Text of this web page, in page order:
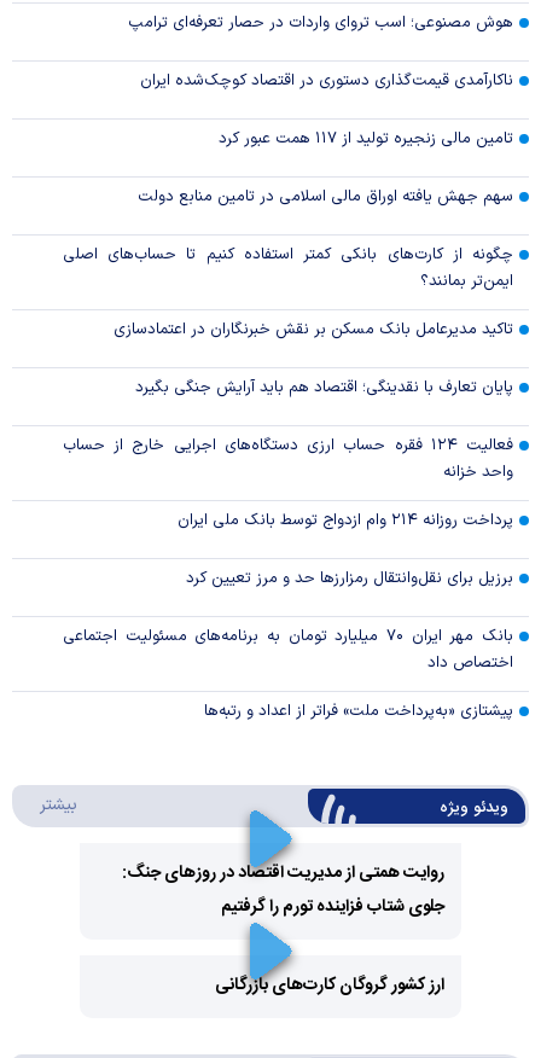
هوش مصنوعی؛ اسب تروای واردات در حصار تعرفه‌ای ترامپ
ناکارآمدی قیمت‌گذاری دستوری در اقتصاد کوچک‌شده ایران
تامین مالی زنجیره تولید از ۱۱۷ همت عبور کرد
سهم جهش یافته اوراق مالی اسلامی در تامین منابع دولت
چگونه از کارت‌های بانکی کمتر استفاده کنیم تا حساب‌های اصلی
ایمن‌تر بمانند؟
تاکید مدیرعامل بانک مسکن بر نقش خبرنگاران در اعتمادسازی
پایان تعارف با نقدینگی؛ اقتصاد هم باید آرایش جنگی بگیرد
فعالیت ۱۲۴ فقره حساب ارزی دستگاه‌های اجرایی خارج از حساب
واحد خزانه
پرداخت روزانه ۲۱۴ وام ازدواج توسط بانک ملی ایران
برزیل برای نقل‌وانتقال رمزارزها حد و مرز تعیین کرد
بانک مهر ایران ۷۰ میلیارد تومان به برنامه‌های مسئولیت اجتماعی
اختصاص داد
پیشتازی «به‌پرداخت ملت» فراتر از اعداد و رتبه‌ها
ویدئو ویژه بیشتر
Play
Video
روایت همتی از مدیریت اقتصاد در روزهای جنگ:
جلوی شتاب فزاینده تورم را گرفتیم
ارز کشور گروگان کارت‌های بازرگانی